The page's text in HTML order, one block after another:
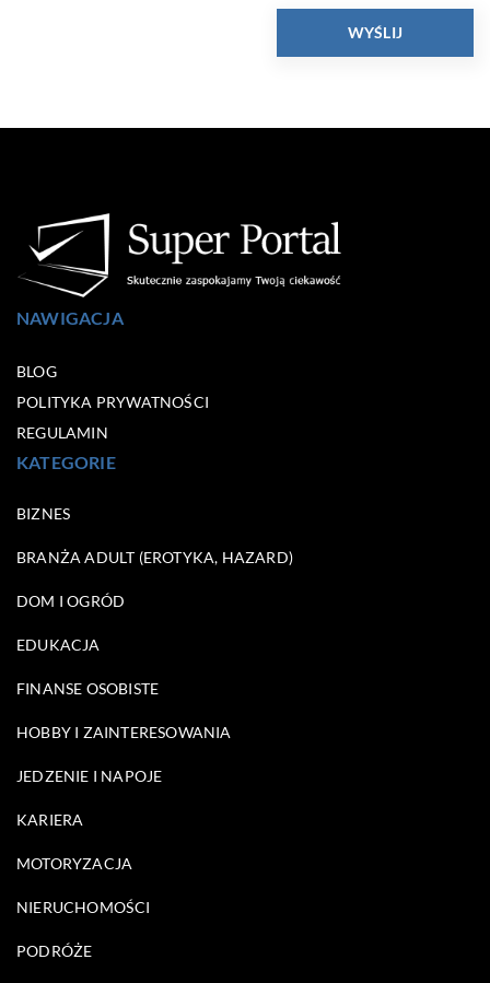
NAWIGACJA
BLOG
POLITYKA PRYWATNOŚCI
REGULAMIN
KATEGORIE
BIZNES
BRANŻA ADULT (EROTYKA, HAZARD)
DOM I OGRÓD
EDUKACJA
FINANSE OSOBISTE
HOBBY I ZAINTERESOWANIA
JEDZENIE I NAPOJE
KARIERA
MOTORYZACJA
NIERUCHOMOŚCI
PODRÓŻE